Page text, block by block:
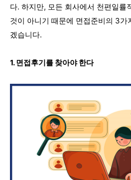
다. 하지만, 모든 회사에서 천편일률
것이 아니기 때문에 면접준비의 3가
겠습니다.
1. 면접후기를 찾아야 한다